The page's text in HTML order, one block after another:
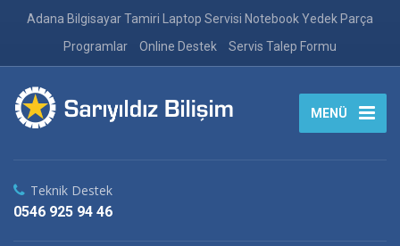
Adana Bilgisayar Tamiri Laptop Servisi Notebook Yedek Parça
Programlar
Online Destek Servis Talep Formu
MENÜ
Teknik Destek
0546 925 94 46